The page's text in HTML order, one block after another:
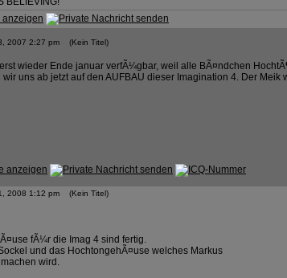
2007 2:27 pm (Kein Titel)
wieder Ende januar verfÃ¼gbar, weil alle BÃ¤ndchen
uns ab jetzt auf den AUFBAU dieser Imagination 4. Der
2008 1:12 pm (Kein Titel)
fÃ¼r die Imag 4 sind fertig.
und das HochtongehÃ¤use welches Markus
wird.